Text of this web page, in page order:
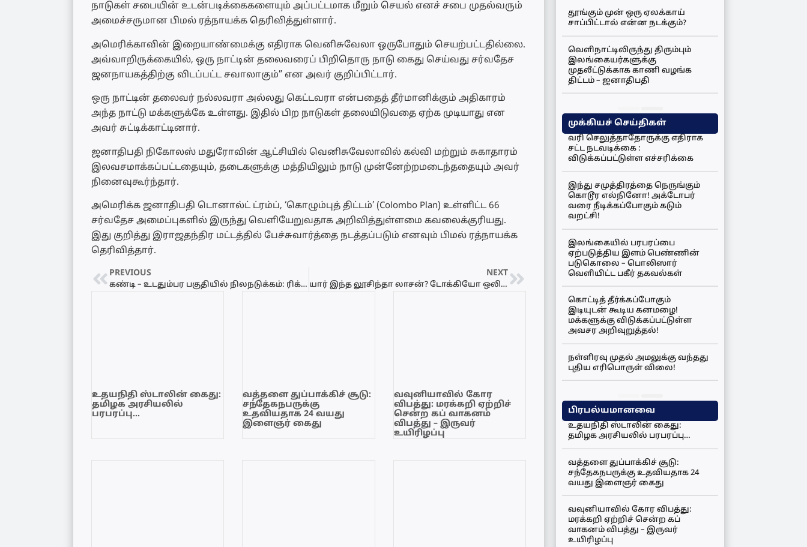
நாடுகள் சபையின் உடன்படிக்கைகளையும் அப்பட்டமாக மீறும் செயல் எனச் சபை முதல்வரும்
அமைச்சருமான பிமல் ரத்நாயக்க தெரிவித்துள்ளார்.
அமெரிக்காவின் இறையாண்மைக்கு எதிராக வெனிசுவேலா ஒருபோதும் செயற்பட்டதில்லை.
அவ்வாறிருக்கையில், ஒரு நாட்டின் தலைவரைப் பிறிதொரு நாடு கைது செய்வது சர்வதேச
ஜனநாயகத்திற்கு விடப்பட்ட சவாலாகும்” என அவர் குறிப்பிட்டார்.
ஒரு நாட்டின் தலைவர் நல்லவரா அல்லது கெட்டவரா என்பதைத் தீர்மானிக்கும் அதிகாரம்
அந்த நாட்டு மக்களுக்கே உள்ளது. இதில் பிற நாடுகள் தலையிடுவதை ஏற்க முடியாது என
அவர் சுட்டிக்காட்டினார்.
ஜனாதிபதி நிகோலஸ் மதுரோவின் ஆட்சியில் வெனிசுவேலாவில் கல்வி மற்றும் சுகாதாரம்
இலவசமாக்கப்பட்டதையும், தடைகளுக்கு மத்தியிலும் நாடு முன்னேற்றமடைந்ததையும் அவர்
நினைவுகூர்ந்தார்.
அமெரிக்க ஜனாதிபதி டொனால்ட் ட்ரம்ப், ‘கொழும்புத் திட்டம்’ (Colombo Plan) உள்ளிட்ட 66
சர்வதேச அமைப்புகளில் இருந்து வெளியேறுவதாக அறிவித்துள்ளமை கவலைக்குரியது.
இது குறித்து இராஜதந்திர மட்டத்தில் பேச்சுவார்த்தை நடத்தப்படும் எனவும் பிமல் ரத்நாயக்க
தெரிவித்தார்.
PREVIOUS
கண்டி – உடதும்பர பகுதியில் நிலநடுக்கம்: ரிக்டர் அளவில் 2.2 ஆகப் பதிவு!
NEXT
யார் இந்த லூசிந்தா லாசன்? டோக்கியோ ஒலிம்பிக் அரங்கில் வெண்கலம் வென்ற பிரித்தானிய தமிழ் யுவதி!
உதயநிதி ஸ்டாலின் கைது:
தமிழக அரசியலில்
பரபரப்பு…
வத்தளை துப்பாக்கிச் சூடு:
சந்தேகநபருக்கு
உதவியதாக 24 வயது
இளைஞர் கைது
வவுனியாவில் கோர
விபத்து: மரக்கறி ஏற்றிச்
சென்ற கப் வாகனம்
விபத்து – இருவர்
உயிரிழப்பு
தூங்கும் முன் ஒரு ஏலக்காய்
சாப்பிட்டால் என்ன நடக்கும்?
வெளிநாட்டிலிருந்து திரும்பும்
இலங்கையர்களுக்கு
முதலீட்டுக்காக காணி வழங்க
திட்டம் – ஜனாதிபதி
முக்கியச் செய்திகள்
வரி செலுத்தாதோருக்கு எதிராக
சட்ட நடவடிக்கை :
விடுக்கப்பட்டுள்ள எச்சரிக்கை
இந்து சமுத்திரத்தை நெருங்கும்
கொடூர எல்நினோ! அக்டோபர்
வரை நீடிக்கப்போகும் கடும்
வறட்சி!
இலங்கையில் பரபரப்பை
ஏற்படுத்திய இளம் பெண்ணின்
படுகொலை – பொலிஸார்
வெளியிட்ட பகீர் தகவல்கள்
கொட்டித் தீர்க்கப்போகும்
இடியுடன் கூடிய கனமழை!
மக்களுக்கு விடுக்கப்பட்டுள்ள
அவசர அறிவுறுத்தல்!
நள்ளிரவு முதல் அமலுக்கு வந்தது
புதிய எரிபொருள் விலை!
பிரபல்யமானவை
உதயநிதி ஸ்டாலின் கைது:
தமிழக அரசியலில் பரபரப்பு…
வத்தளை துப்பாக்கிச் சூடு:
சந்தேகநபருக்கு உதவியதாக 24
வயது இளைஞர் கைது
வவுனியாவில் கோர விபத்து:
மரக்கறி ஏற்றிச் சென்ற கப்
வாகனம் விபத்து – இருவர்
உயிரிழப்பு